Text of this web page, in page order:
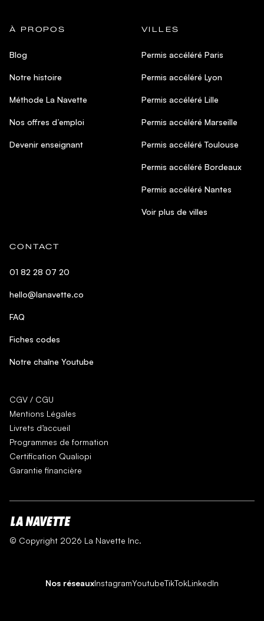
À PROPOS
Blog
Notre histoire
Méthode La Navette
Nos offres d’emploi
Devenir enseignant
VILLES
Permis accéléré Paris
Permis accéléré Lyon
Permis accéléré Lille
Permis accéléré Marseille
Permis accéléré Toulouse
Permis accéléré Bordeaux
Permis accéléré Nantes
Voir plus de villes
CONTACT
01 82 28 07 20
hello@lanavette.co
FAQ
Fiches codes
Notre chaîne Youtube
CGV / CGU
Mentions Légales
Livrets d’accueil
Programmes de formation
Certification Qualiopi
Garantie financière
© Copyright 2026 La Navette Inc.
Nos réseauxInstagramYoutubeTikTokLinkedIn